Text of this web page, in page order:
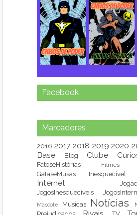
Facebook
Marcadores
2016 2017 2018 2019 2020
Base
Blog Clube
FatoseHistórias
Filmes
GataseMusas Inesquecível
Internet
JogosInesquecíveis
Mascote Músicas Notícias